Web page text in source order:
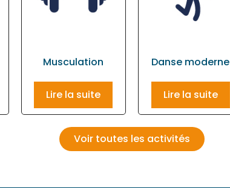
Musculation
Lire la suite
Danse moderne
Lire la suite
Voir toutes les activités